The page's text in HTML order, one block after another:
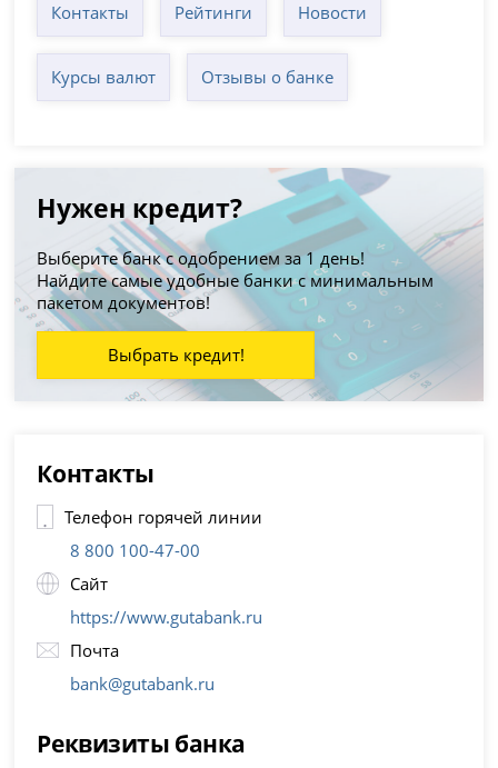
Контакты Рейтинги Новости
Курсы валют Отзывы о банке
Нужен кредит?
Выберите банк с одобрением за 1 день!
Найдите самые удобные банки с минимальным
пакетом документов!
Выбрать кредит!
Контакты
Телефон горячей линии
8 800 100-47-00
Сайт
https://www.gutabank.ru
Почта
bank@gutabank.ru
Реквизиты банка